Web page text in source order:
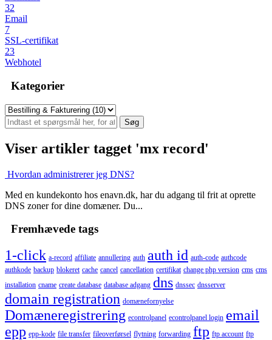
32
Email
7
SSL-certifikat
23
Webhotel
Kategorier
Viser artikler tagget 'mx record'
Hvordan administrerer jeg DNS?
Med en kundekonto hos enavn.dk, har du adgang til frit at oprette
DNS zoner for dine domæner. Du...
Fremhævede tags
1-click a-record affiliate annullering auth auth id auth-code authcode
authkode backup blokeret cache cancel cancellation certifikat change php version cms cms
installation cname create database database adgang dns dnssec dnsserver
domain registration domænefornyelse
Domæneregistrering econtrolpanel econtrolpanel login email
epp epp-kode file transfer fileoverførsel flytning forwarding ftp ftp account ftp